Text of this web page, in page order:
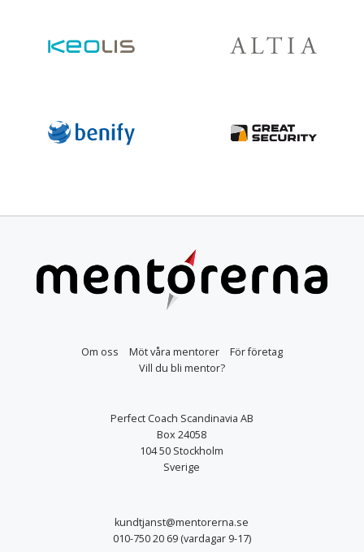
Perfect Coach Scandinavia AB
Box 24058
104 50 Stockholm
Sverige
Om oss Möt våra mentorer
För företag
Vill du bli mentor?
kundtjanst@mentorerna.se
010-750 20 69(vardagar 9-17)